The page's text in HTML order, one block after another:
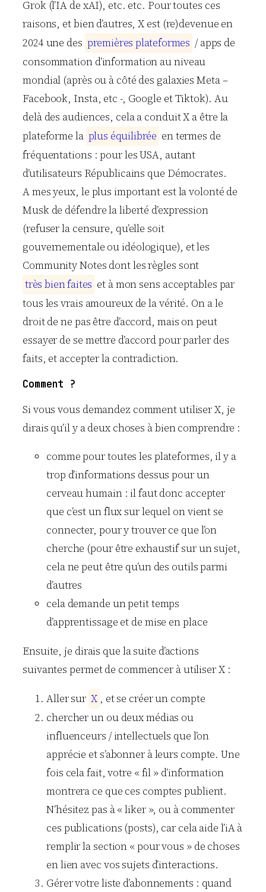
Grok (l’IA de xAI), etc. etc. Pour toutes ces
raisons, et bien d’autres, X est (re)devenue en
2024 une des premières plateformes / apps de
consommation d’information au niveau
mondial (après ou à côté des galaxies Meta –
Facebook, Insta, etc -, Google et Tiktok). Au
delà des audiences, cela a conduit X a être la
plateforme la plus équilibrée en termes de
fréquentations : pour les USA, autant
d’utilisateurs Républicains que Démocrates.
A mes yeux, le plus important est la volonté de
Musk de défendre la liberté d’expression
(refuser la censure, qu’elle soit
gouvernementale ou idéologique), et les
Community Notes dont les règles sont
très bienfaites et à mon sens acceptables par
tous les vrais amoureux de la vérité. On a le
droit de ne pas être d’accord, mais on peut
essayer de se mettre d’accord pour parler des
faits, et accepter la contradiction.
Comment ?
Si vous vous demandez comment utiliser X, je
dirais qu’il y a deux choses à bien comprendre :
comme pour toutes les plateformes, il y a
trop d’informations dessus pour un
cerveau humain : il faut donc accepter
que c’est un flux sur lequel on vient se
connecter, pour y trouver ce que l’on
cherche (pour être exhaustif sur un sujet,
cela ne peut être qu’un des outils parmi
d’autres
cela demande un petit temps
d’apprentissage et de mise en place
Ensuite, je dirais que la suite d’actions
suivantes permet de commencer à utiliser X :
Aller sur X , et se créer un compte
chercher un ou deux médias ou
influenceurs / intellectuels que l’on
apprécie et s’abonner à leurs compte. Une
fois cela fait, votre « fil » d’information
montrera ce que ces comptes publient.
N’hésitez pas à « liker », ou à commenter
ces publications (posts), car cela aide l’iA à
remplir la section « pour vous » de choses
en lien avec vos sujets d’interactions.
Gérer votre liste d’abonnements : quand